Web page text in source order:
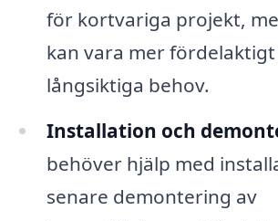
för kortvariga projekt,
kan vara mer fördelaktigt
långsiktiga behov.
Installation och
behöver hjälp med
senare demontering av